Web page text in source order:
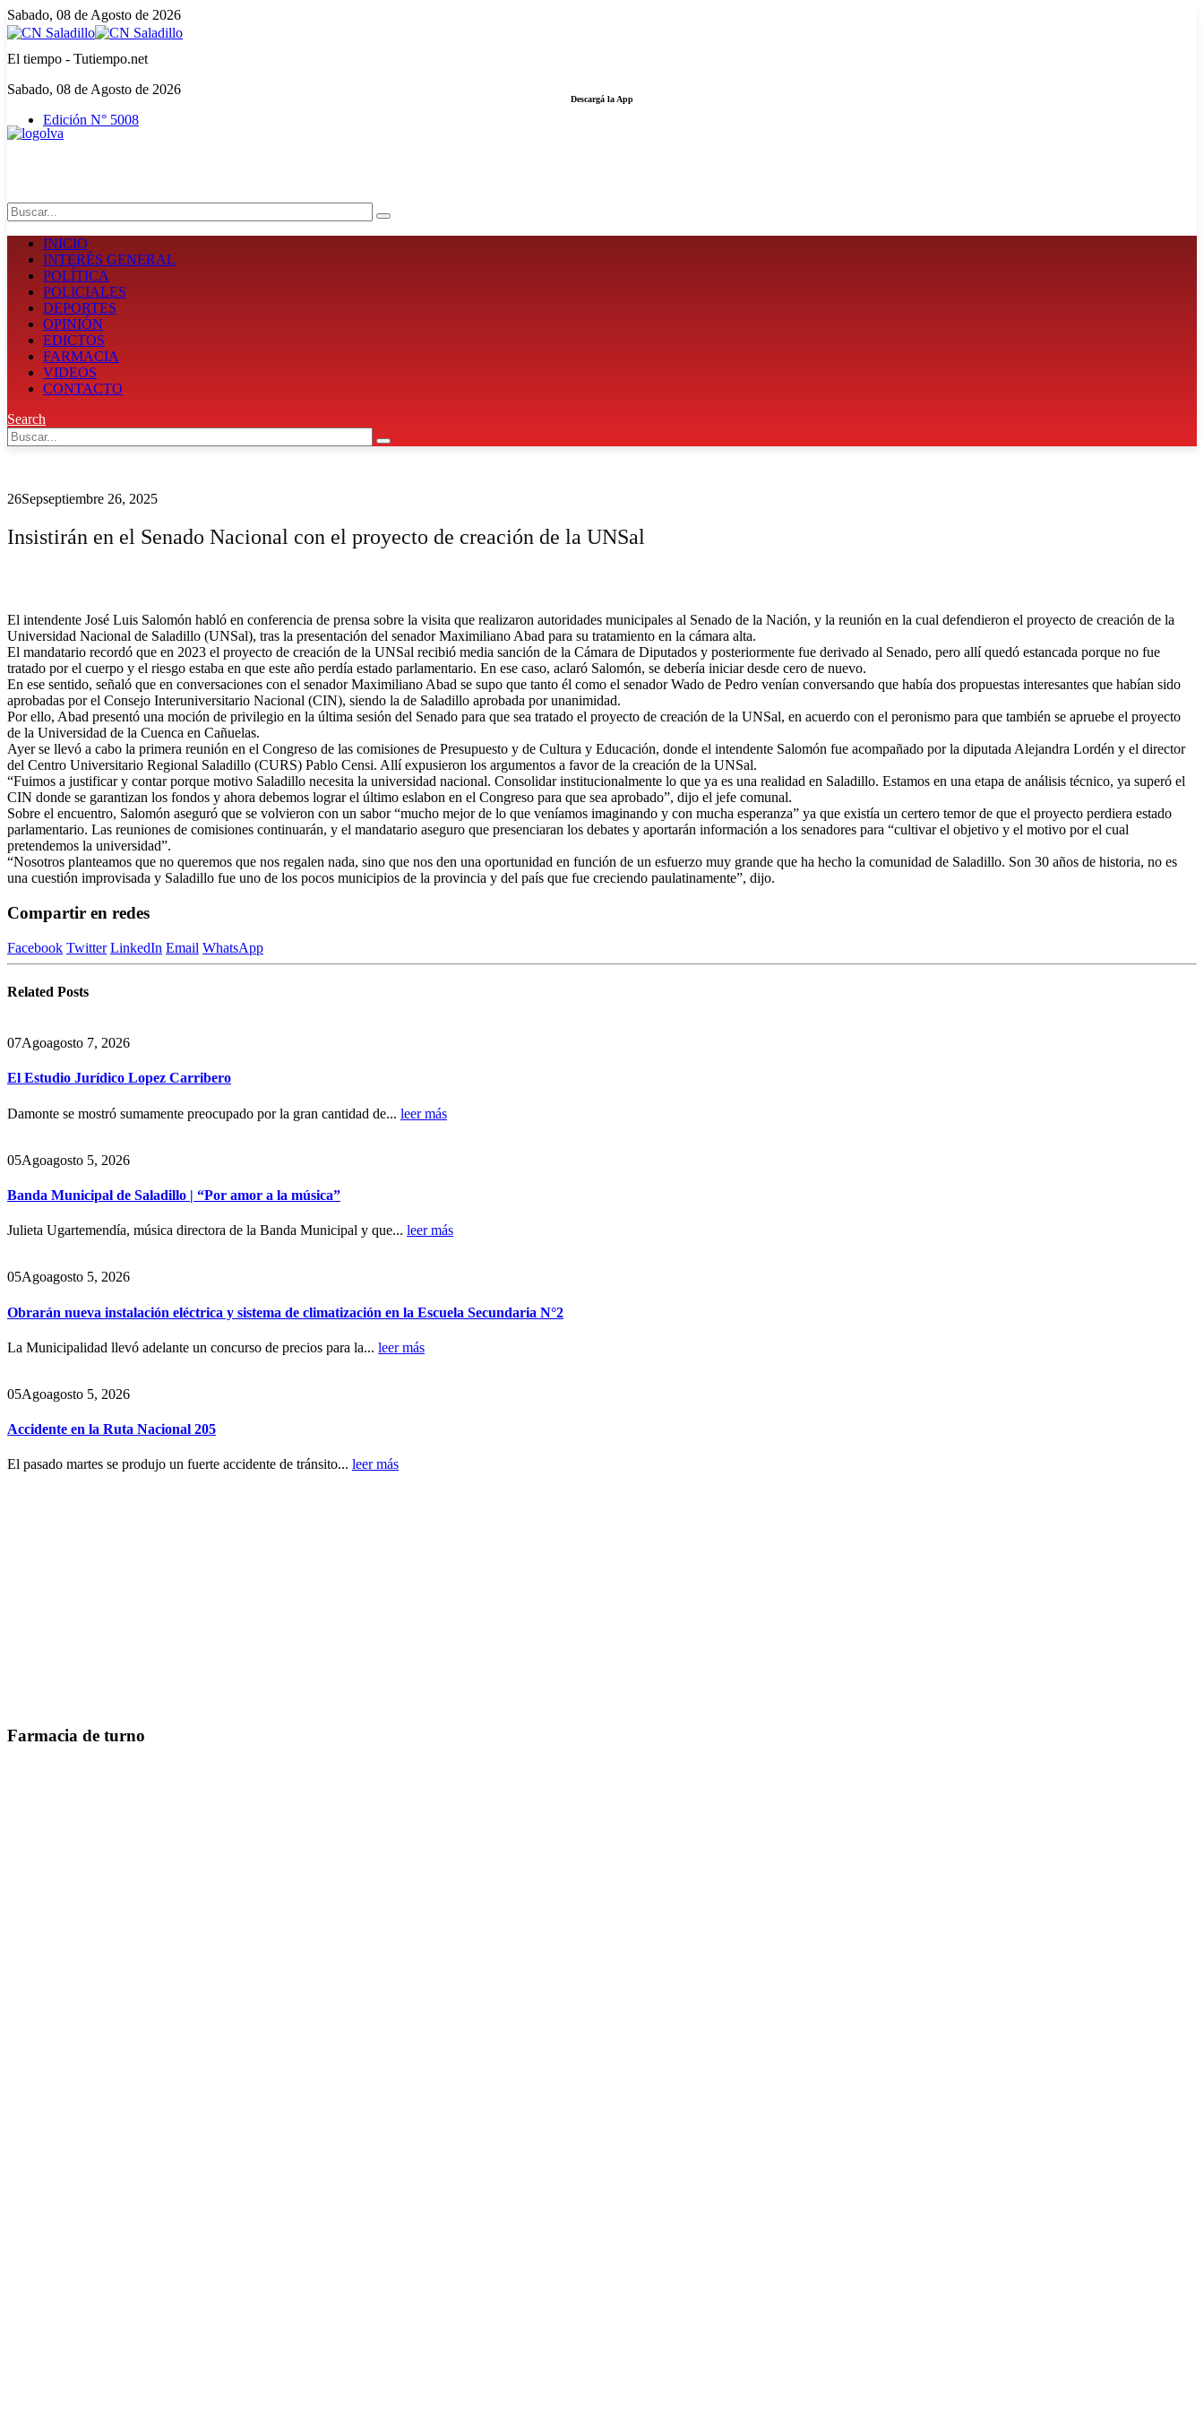
Sabado, 08 de Agosto de 2026
El tiempo - Tutiempo.net
Sabado, 08 de Agosto de 2026
Edición N° 5008
Descargá la App
INICIO
INTERÉS GENERAL
POLÍTICA
POLICIALES
DEPORTES
OPINIÓN
EDICTOS
FARMACIA
VIDEOS
CONTACTO
Search
26Sepseptiembre 26, 2025
Insistirán en el Senado Nacional con el proyecto de creación de la UNSal
El intendente José Luis Salomón habló en conferencia de prensa sobre la visita que realizaron autoridades municipales al Senado de la Nación, y la reunión en la cual defendieron el proyecto de creación de la
Universidad Nacional de Saladillo (UNSal), tras la presentación del senador Maximiliano Abad para su tratamiento en la cámara alta.
El mandatario recordó que en 2023 el proyecto de creación de la UNSal recibió media sanción de la Cámara de Diputados y posteriormente fue derivado al Senado, pero allí quedó estancada porque no fue
tratado por el cuerpo y el riesgo estaba en que este año perdía estado parlamentario. En ese caso, aclaró Salomón, se debería iniciar desde cero de nuevo.
En ese sentido, señaló que en conversaciones con el senador Maximiliano Abad se supo que tanto él como el senador Wado de Pedro venían conversando que había dos propuestas interesantes que habían sido
aprobadas por el Consejo Interuniversitario Nacional (CIN), siendo la de Saladillo aprobada por unanimidad.
Por ello, Abad presentó una moción de privilegio en la última sesión del Senado para que sea tratado el proyecto de creación de la UNSal, en acuerdo con el peronismo para que también se apruebe el proyecto
de la Universidad de la Cuenca en Cañuelas.
Ayer se llevó a cabo la primera reunión en el Congreso de las comisiones de Presupuesto y de Cultura y Educación, donde el intendente Salomón fue acompañado por la diputada Alejandra Lordén y el director
del Centro Universitario Regional Saladillo (CURS) Pablo Censi. Allí expusieron los argumentos a favor de la creación de la UNSal.
“Fuimos a justificar y contar porque motivo Saladillo necesita la universidad nacional. Consolidar institucionalmente lo que ya es una realidad en Saladillo. Estamos en una etapa de análisis técnico, ya superó el
CIN donde se garantizan los fondos y ahora debemos lograr el último eslabon en el Congreso para que sea aprobado”, dijo el jefe comunal.
Sobre el encuentro, Salomón aseguró que se volvieron con un sabor “mucho mejor de lo que veníamos imaginando y con mucha esperanza” ya que existía un certero temor de que el proyecto perdiera estado
parlamentario. Las reuniones de comisiones continuarán, y el mandatario aseguro que presenciaran los debates y aportarán información a los senadores para “cultivar el objetivo y el motivo por el cual
pretendemos la universidad”.
“Nosotros planteamos que no queremos que nos regalen nada, sino que nos den una oportunidad en función de un esfuerzo muy grande que ha hecho la comunidad de Saladillo. Son 30 años de historia, no es
una cuestión improvisada y Saladillo fue uno de los pocos municipios de la provincia y del país que fue creciendo paulatinamente”, dijo.
Compartir en redes
Facebook Twitter LinkedIn Email WhatsApp
Related Posts
07Agoagosto 7, 2026
El Estudio Jurídico Lopez Carribero
Damonte se mostró sumamente preocupado por la gran cantidad de... leer más
05Agoagosto 5, 2026
Banda Municipal de Saladillo | “Por amor a la música”
Julieta Ugartemendía, música directora de la Banda Municipal y que... leer más
05Agoagosto 5, 2026
Obrarán nueva instalación eléctrica y sistema de climatización en la Escuela Secundaria N°2
La Municipalidad llevó adelante un concurso de precios para la... leer más
05Agoagosto 5, 2026
Accidente en la Ruta Nacional 205
El pasado martes se produjo un fuerte accidente de tránsito... leer más
Farmacia de turno